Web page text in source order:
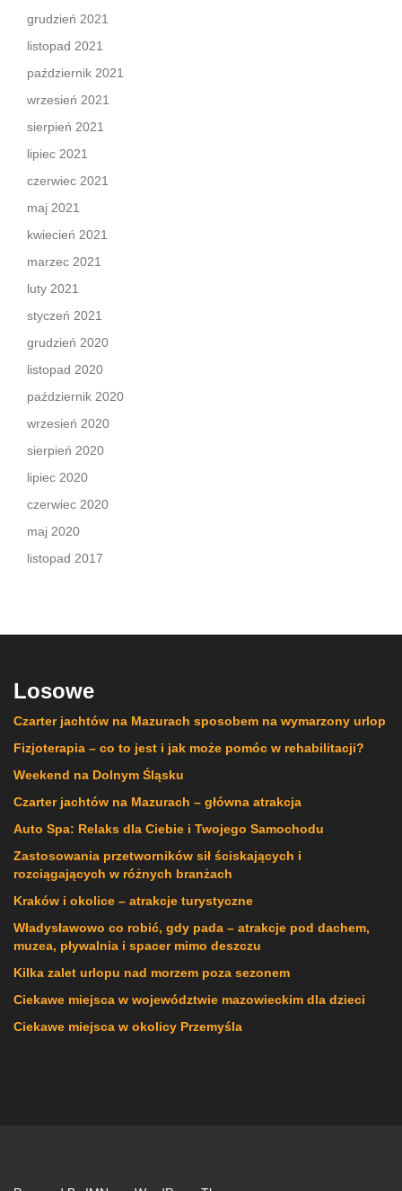
grudzień 2021
listopad 2021
październik 2021
wrzesień 2021
sierpień 2021
lipiec 2021
czerwiec 2021
maj 2021
kwiecień 2021
marzec 2021
luty 2021
styczeń 2021
grudzień 2020
listopad 2020
październik 2020
wrzesień 2020
sierpień 2020
lipiec 2020
czerwiec 2020
maj 2020
listopad 2017
Losowe
Czarter jachtów na Mazurach sposobem na wymarzony urlop
Fizjoterapia – co to jest i jak może pomóc w rehabilitacji?
Weekend na Dolnym Śląsku
Czarter jachtów na Mazurach – główna atrakcja
Auto Spa: Relaks dla Ciebie i Twojego Samochodu
Zastosowania przetworników sił ściskających i
rozciągających w różnych branżach
Kraków i okolice – atrakcje turystyczne
Władysławowo co robić, gdy pada – atrakcje pod dachem,
muzea, pływalnia i spacer mimo deszczu
Kilka zalet urlopu nad morzem poza sezonem
Ciekawe miejsca w województwie mazowieckim dla dzieci
Ciekawe miejsca w okolicy Przemyśla